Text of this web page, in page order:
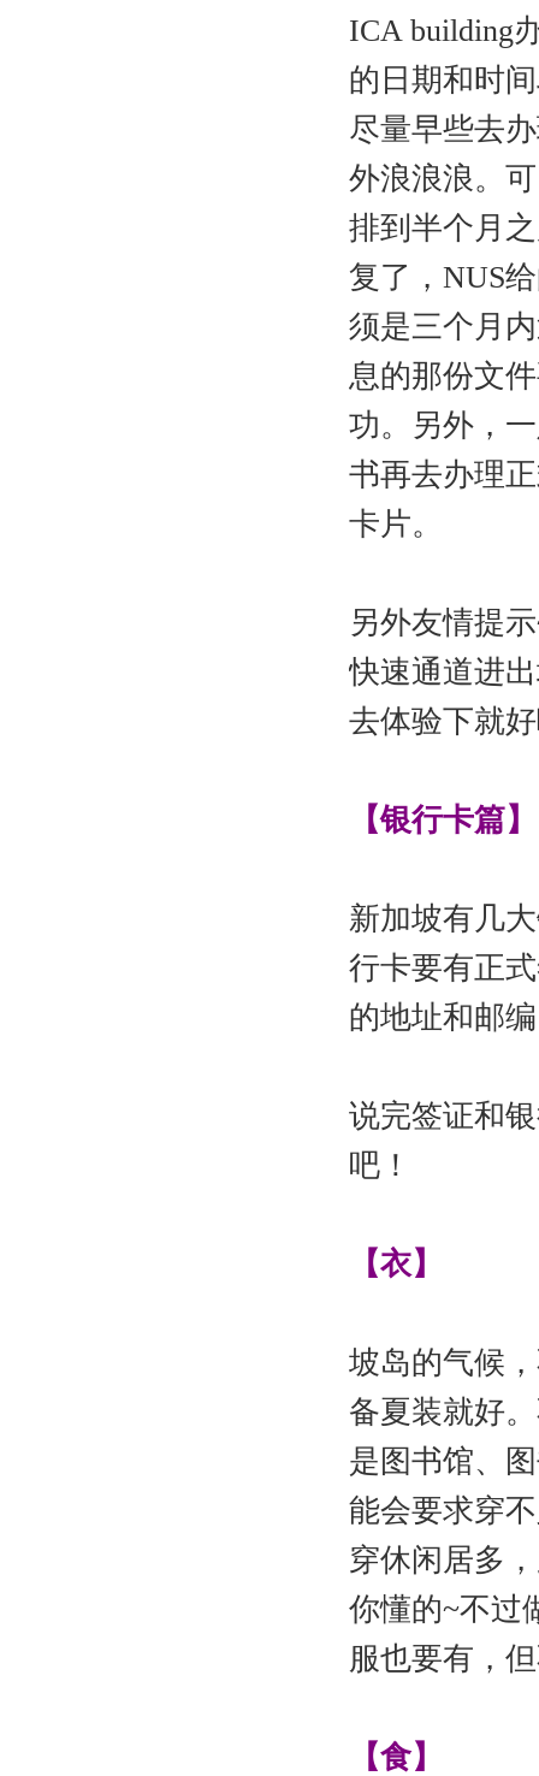
ICA building
的日期和时
尽量早些去
外浪浪浪。
排到半个月
复了，NUS
须是三个月
息的那份文
功。另外，
书再去办理
卡片。
另外友情提
快速通道进
去体验下就
【银行卡篇】
新加坡有几
行卡要有正
的地址和邮
说完签证和
吧！
【衣】
坡岛的气候
备夏装就好
是图书馆、
能会要求穿
穿休闲居多
你懂的~不过
服也要有，
【食】